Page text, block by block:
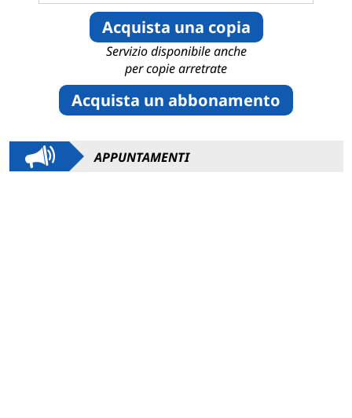
Acquista una copia
Servizio disponibile anche
per copie arretrate
Acquista un abbonamento
APPUNTAMENTI